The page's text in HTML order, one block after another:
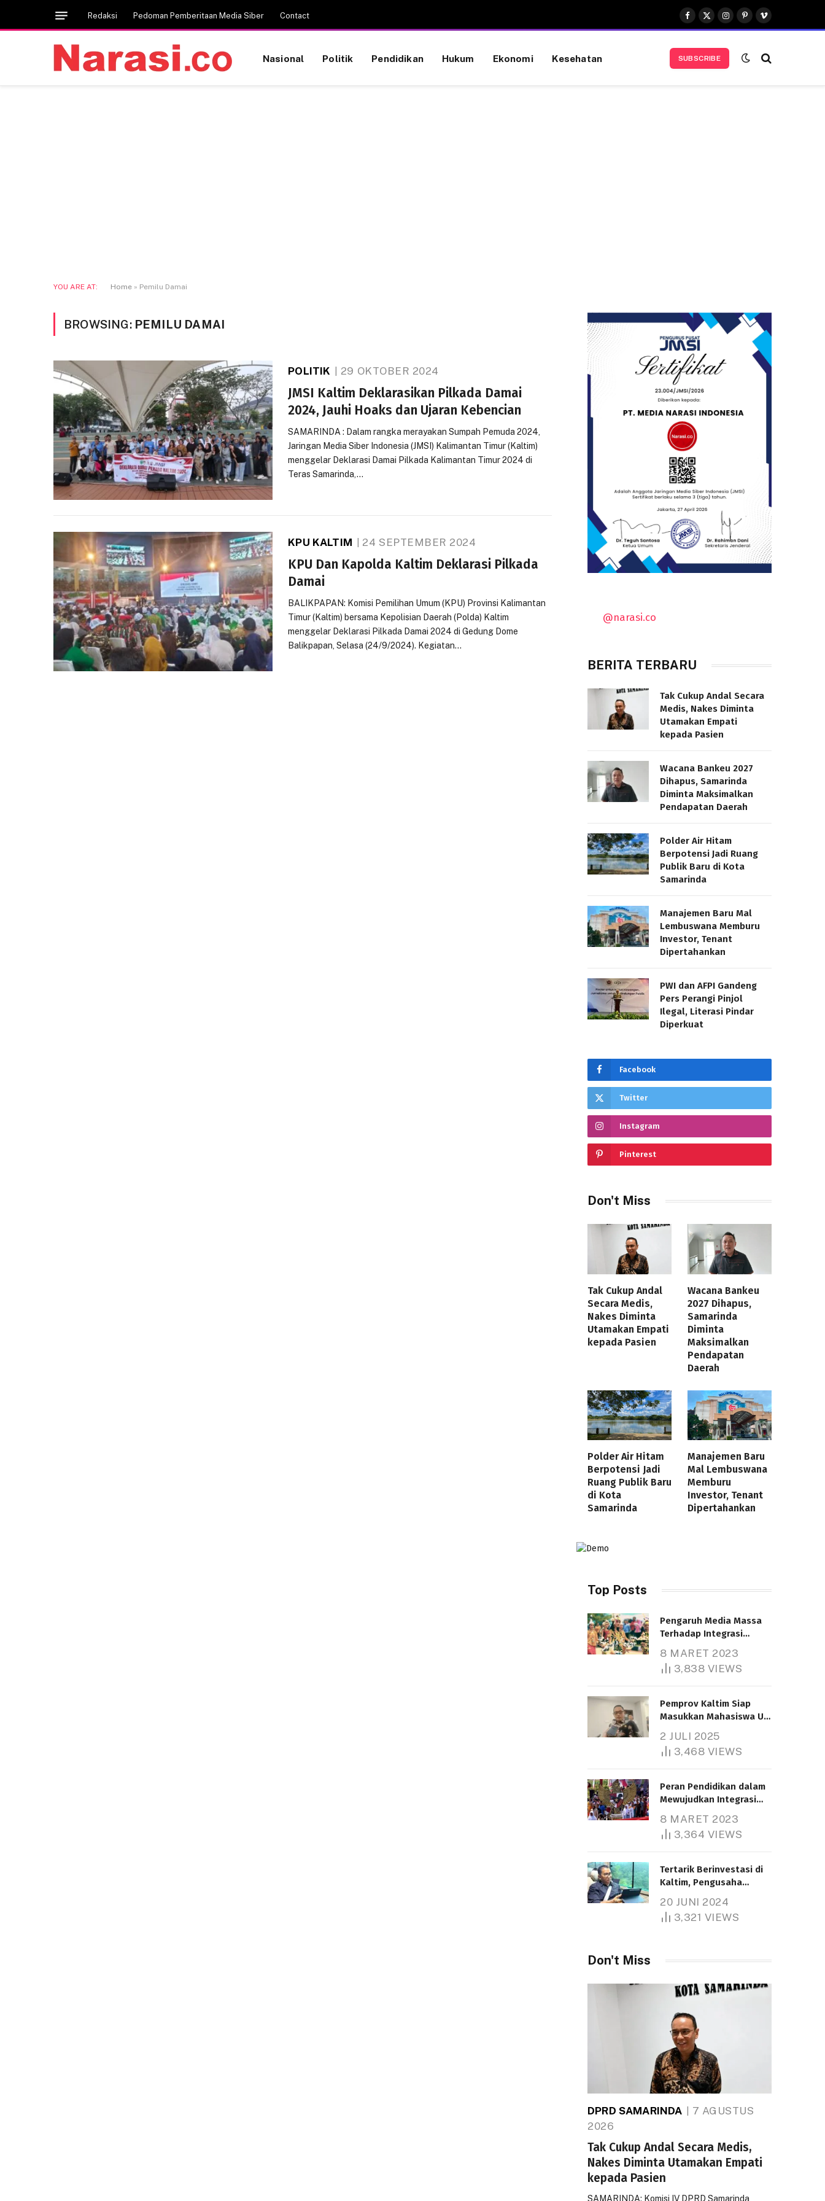
Redaksi Pedoman Pemberitaan Media Siber Contact
Facebook
X
(Twitter)
Instagram
Pinterest
Vimeo
Nasional Politik Pendidikan Hukum Ekonomi Kesehatan SUBSCRIBE
YOU ARE AT: Home » Pemilu Damai
BROWSING: PEMILU DAMAI
POLITIK 29 OKTOBER 2024
JMSI Kaltim Deklarasikan Pilkada Damai
2024, Jauhi Hoaks dan Ujaran Kebencian
SAMARINDA : Dalam rangka merayakan Sumpah Pemuda 2024,
Jaringan Media Siber Indonesia (JMSI) Kalimantan Timur (Kaltim)
menggelar Deklarasi Damai Pilkada Kalimantan Timur 2024 di
Teras Samarinda,…
KPU KALTIM 24 SEPTEMBER 2024
KPU Dan Kapolda Kaltim Deklarasi Pilkada
Damai
BALIKPAPAN: Komisi Pemilihan Umum (KPU) Provinsi Kalimantan
Timur (Kaltim) bersama Kepolisian Daerah (Polda) Kaltim
menggelar Deklarasi Pilkada Damai 2024 di Gedung Dome
Balikpapan, Selasa (24/9/2024). Kegiatan…
@narasi.co
BERITA TERBARU
Tak Cukup Andal Secara
Medis, Nakes Diminta
Utamakan Empati
kepada Pasien
Wacana Bankeu 2027
Dihapus, Samarinda
Diminta Maksimalkan
Pendapatan Daerah
Polder Air Hitam
Berpotensi Jadi Ruang
Publik Baru di Kota
Samarinda
Manajemen Baru Mal
Lembuswana Memburu
Investor, Tenant
Dipertahankan
PWI dan AFPI Gandeng
Pers Perangi Pinjol
Ilegal, Literasi Pindar
Diperkuat
Facebook
Twitter
Instagram
Pinterest
Don't Miss
Tak Cukup Andal
Secara Medis,
Nakes Diminta
Utamakan Empati
kepada Pasien
Wacana Bankeu
2027 Dihapus,
Samarinda
Diminta
Maksimalkan
Pendapatan
Daerah
Polder Air Hitam
Berpotensi Jadi
Ruang Publik Baru
di Kota
Samarinda
Manajemen Baru
Mal Lembuswana
Memburu
Investor, Tenant
Dipertahankan
Top Posts
Pengaruh Media Massa
Terhadap Integrasi
8 MARET 2023
3,838 VIEWS
Pemprov Kaltim Siap
Masukkan Mahasiswa UT
Bantuan Pendidikan
Gratispol
2 JULI 2025
3,468 VIEWS
Peran Pendidikan dalam
Mewujudkan Integrasi
8 MARET 2023
3,364 VIEWS
Tertarik Berinvestasi di
Kaltim, Pengusaha
1.000 Hektare
20 JUNI 2024
3,321 VIEWS
Don't Miss
DPRD SAMARINDA
7 AGUSTUS
2026
Tak Cukup Andal Secara Medis,
Nakes Diminta Utamakan Empati
kepada Pasien
SAMARINDA: Komisi IV DPRD Samarinda